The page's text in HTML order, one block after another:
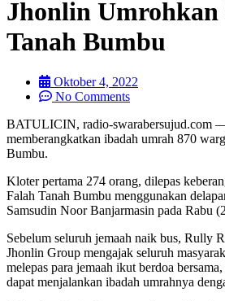
Jhonlin Umrohkan
Tanah Bumbu
Oktober 4, 2022
No Comments
BATULICIN, radio-swarabersujud.com
memberangkatkan ibadah umrah 870
Bumbu.
Kloter pertama 274 orang, dilepas
Falah Tanah Bumbu menggunakan
Samsudin Noor Banjarmasin pada Rabu
Sebelum seluruh jemaah naik bus, Rully
Jhonlin Group mengajak seluruh
melepas para jemaah ikut berdoa
dapat menjalankan ibadah umrahnya